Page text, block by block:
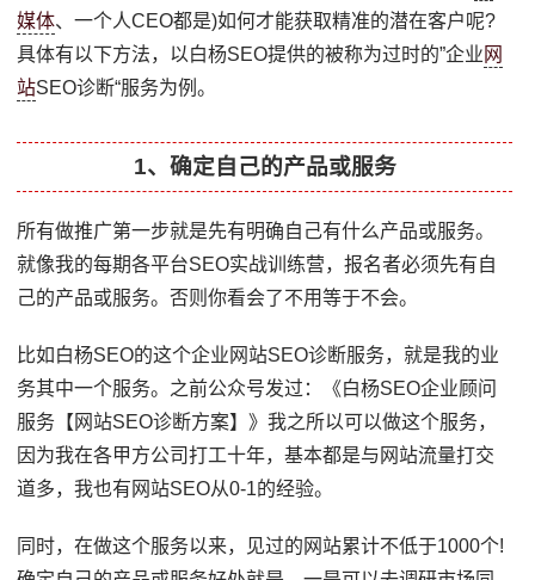
媒体、一个人CEO都是)如何才能获取精准的潜在客户呢?
具体有以下方法，以白杨SEO提供的被称为过时的”企业 网
站SEO诊断“服务为例。
1、确定自己的产品或服务
所有做推广第一步就是先有明确自己有什么产品或服务。
就像我的每期各平台SEO实战训练营，报名者必须先有自
己的产品或服务。否则你看会了不用等于不会。
比如白杨SEO的这个企业网站SEO诊断服务，就是我的业
务其中一个服务。之前公众号发过：《白杨SEO企业顾问
服务【网站SEO诊断方案】》我之所以可以做这个服务，
因为我在各甲方公司打工十年，基本都是与网站流量打交
道多，我也有网站SEO从0-1的经验。
同时，在做这个服务以来，见过的网站累计不低于1000个!